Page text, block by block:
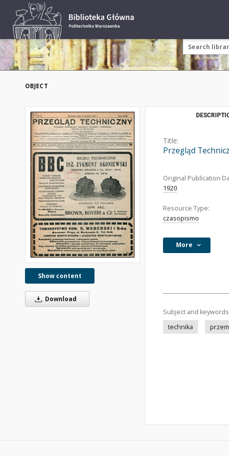
OBJECT
Show content
Download
Title:
Przegląd
Original Publication
1920
Resource Type:
czasopismo
More
Subject and
technika